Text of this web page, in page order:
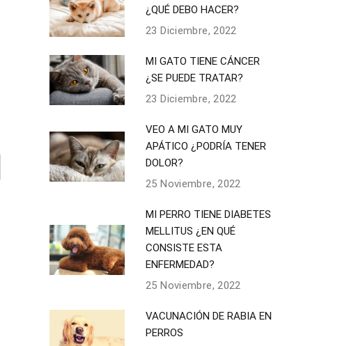
¿QUÉ DEBO HACER?
23 Diciembre, 2022
MI GATO TIENE CÁNCER
¿SE PUEDE TRATAR?
23 Diciembre, 2022
VEO A MI GATO MUY
APÁTICO ¿PODRÍA TENER
DOLOR?
25 Noviembre, 2022
MI PERRO TIENE DIABETES
MELLITUS ¿EN QUÉ
CONSISTE ESTA
ENFERMEDAD?
25 Noviembre, 2022
VACUNACIÓN DE RABIA EN
PERROS